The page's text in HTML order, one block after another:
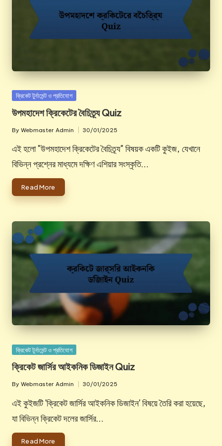
Posted
ক্রিকেট টুর্নামেন্ট ও প্রতিযোগ
উপমহাদেশ ক্রিকেটের বৈচিত্র্য Quiz
Posted
by
By Webmaster Admin 30/01/2025
এই হলো "উপমহাদেশ ক্রিকেটের বৈচিত্র্য" বিষয়ক একটি কুইজ, যেখানে
বিভিন্ন প্রশ্নের মাধ্যমে দক্ষিণ এশিয়ার সংস্কৃতি…
Read More
Posted
ক্রিকেট টুর্নামেন্ট ও প্রতিযোগ
ক্রিকেট জার্সির আইকনিক ডিজাইন Quiz
Posted
by
By Webmaster Admin 30/01/2025
এই কুইজটি 'ক্রিকেট জার্সির আইকনিক ডিজাইন' বিষয়ে তৈরি করা হয়েছে,
যা বিভিন্ন ক্রিকেট দলের জার্সির…
Read More